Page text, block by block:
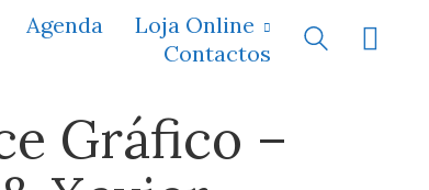
Agenda
Loja Online
Contactos
Gráfico –